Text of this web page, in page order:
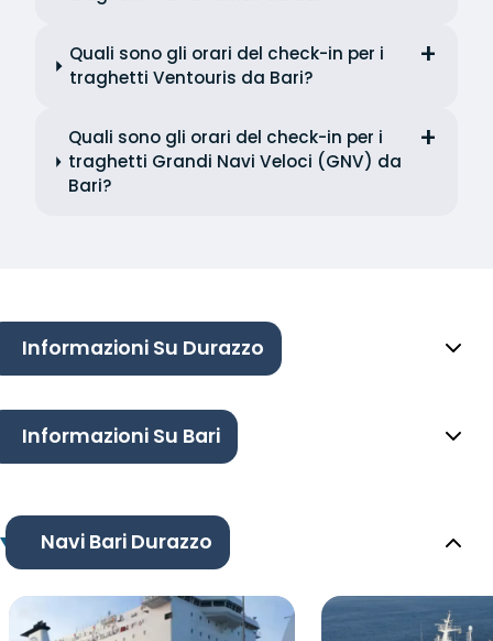
Quali sono gli orari del check-in per i
traghetti Ventouris da Bari?
Quali sono gli orari del check-in per i
traghetti Grandi Navi Veloci (GNV) da
Bari?
Informazioni Su Durazzo
Informazioni Su Bari
Navi Bari Durazzo